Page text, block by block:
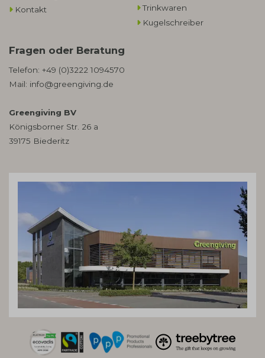
Kontakt
Trinkwaren
Kugelschreiber
Fragen oder Beratung
Telefon: +49 (0)3222 1094570
Mail: info@greengiving.de
Greengiving BV
Königsborner Str. 26 a
39175 Biederitz